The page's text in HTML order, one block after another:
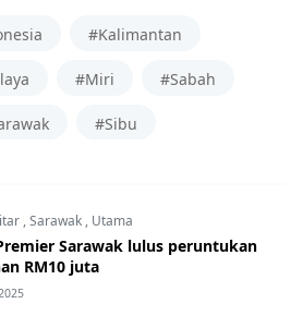
#Kalimantan
#Miri #Sabah
#Sibu
,Sarawak , Utama
Sarawak lulus peruntukan
RM10 juta